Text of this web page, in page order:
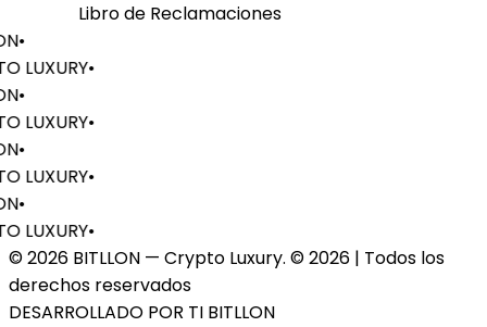
Libro de Reclamaciones
•
LUXURY•
•
LUXURY•
•
LUXURY•
•
LUXURY•
© 2026 BITLLON — Crypto Luxury. ©2026 | Todos los
derechos reservados
DESARROLLADO POR TI BITLLON